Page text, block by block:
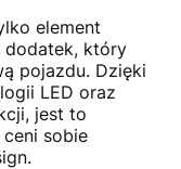
element
dodatek, który
pojazdu. Dzięki
LED oraz
jest to
sobie